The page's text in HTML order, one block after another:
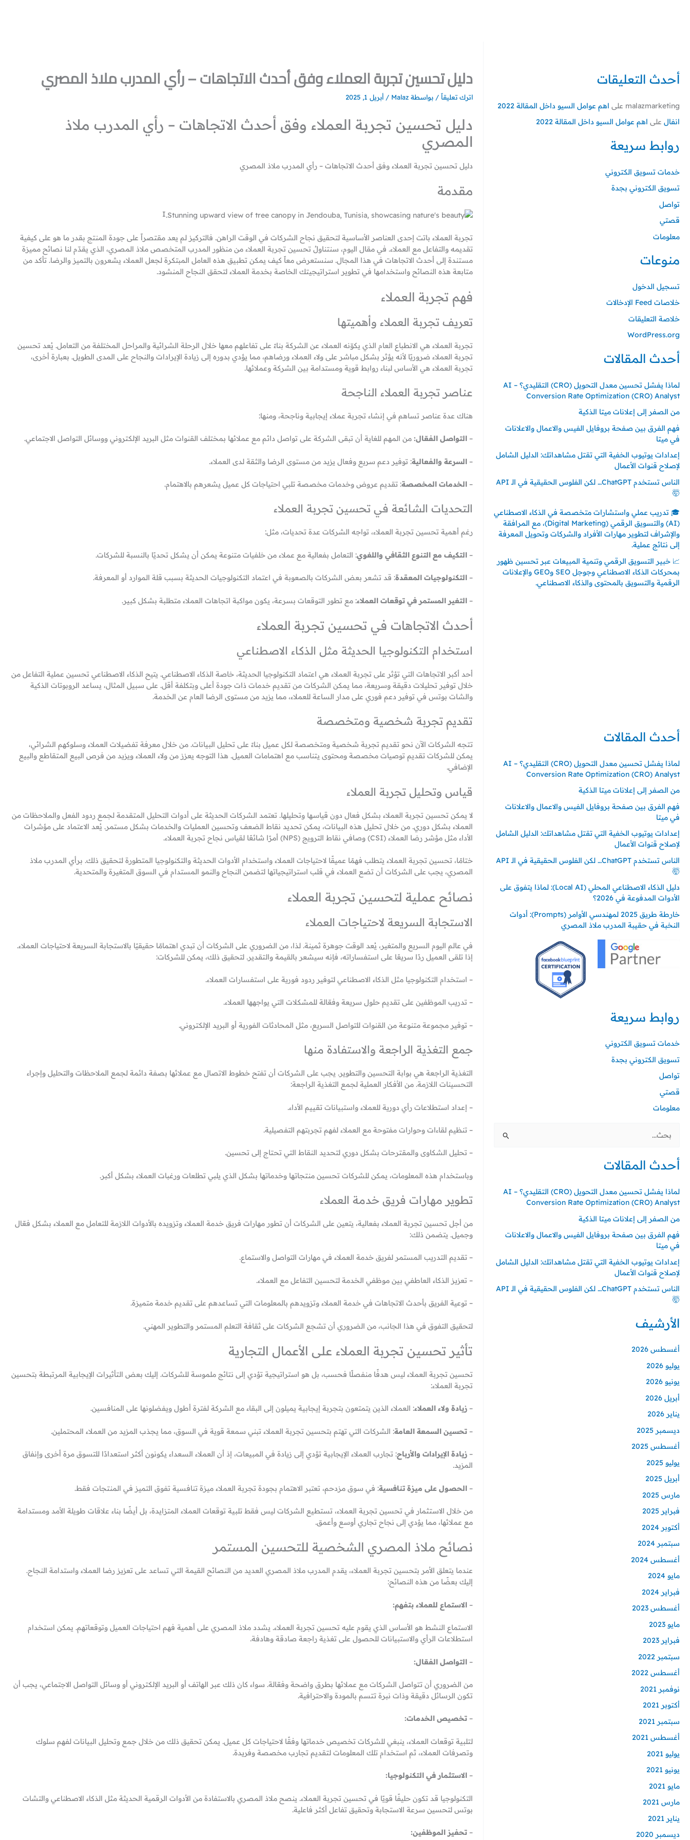
أحدث التعليقات
malazmarketing على اهم عوامل السيو داخل المقالة 2022
انفال على اهم عوامل السيو داخل المقالة 2022
روابط سريعة
خدمات تسويق الكتروني
تسويق الكتروني بجدة
تواصل
قصتي
معلومات
منوعات
تسجيل الدخول
خلاصات Feed الإدخالات
خلاصة التعليقات
WordPress.org
أحدث المقالات
لماذا يفشل تحسين معدل التحويل (CRO) التقليدي؟ – AI
Conversion Rate Optimization (CRO) Analyst
من الصفر إلى إعلانات ميتا الذكية
فهم الفرق بين صفحة بروفايل الفيس والاعمال والاعلانات
في ميتا
إعدادات يوتيوب الخفية التي تقتل مشاهداتك: الدليل الشامل
لإصلاح قنوات الأعمال
الناس تستخدم ChatGPT… لكن الفلوس الحقيقية في الـ API
🤯
🎓 تدريب عملي واستشارات متخصصة في الذكاء الاصطناعي
(AI) والتسويق الرقمي (Digital Marketing)، مع المرافقة
والإشراف لتطوير مهارات الأفراد والشركات وتحويل المعرفة
إلى نتائج عملية.
📈 خبير التسويق الرقمي وتنمية المبيعات عبر تحسين ظهور
بمحركات الذكاء الاصطناعي وجوجل SEO وGEO والإعلانات
الرقمية والتسويق بالمحتوى والذكاء الاصطناعي.
أحدث المقالات
لماذا يفشل تحسين معدل التحويل (CRO) التقليدي؟ – AI
Conversion Rate Optimization (CRO) Analyst
من الصفر إلى إعلانات ميتا الذكية
فهم الفرق بين صفحة بروفايل الفيس والاعمال والاعلانات
في ميتا
إعدادات يوتيوب الخفية التي تقتل مشاهداتك: الدليل الشامل
لإصلاح قنوات الأعمال
الناس تستخدم ChatGPT… لكن الفلوس الحقيقية في الـ API
🤯
دليل الذكاء الاصطناعي المحلي (Local AI): لماذا يتفوق على
الأدوات المدفوعة في 2026؟
خارطة طريق 2025 لمهندسي الأوامر (Prompts): أدوات
النخبة في حقيبة المدرب ملاذ المصري
روابط سريعة
خدمات تسويق الكتروني
تسويق الكتروني بجدة
تواصل
قصتي
معلومات
ث
ن
:
أحدث المقالات
لماذا يفشل تحسين معدل التحويل (CRO) التقليدي؟ – AI
Conversion Rate Optimization (CRO) Analyst
من الصفر إلى إعلانات ميتا الذكية
فهم الفرق بين صفحة بروفايل الفيس والاعمال والاعلانات
في ميتا
إعدادات يوتيوب الخفية التي تقتل مشاهداتك: الدليل الشامل
لإصلاح قنوات الأعمال
الناس تستخدم ChatGPT… لكن الفلوس الحقيقية في الـ API
🤯
الأرشيف
أغسطس 2026
يوليو 2026
يونيو 2026
أبريل 2026
يناير 2026
ديسمبر 2025
أغسطس 2025
يوليو 2025
أبريل 2025
مارس 2025
فبراير 2025
أكتوبر 2024
سبتمبر 2024
أغسطس 2024
مايو 2024
فبراير 2024
أغسطس 2023
مايو 2023
فبراير 2023
سبتمبر 2022
أغسطس 2022
نوفمبر 2021
أكتوبر 2021
سبتمبر 2021
أغسطس 2021
يوليو 2021
يونيو 2021
مايو 2021
مارس 2021
يناير 2021
ديسمبر 2020
دليل تحسين تجربة العملاء وفق أحدث الاتجاهات – رأي المدرب ملاذ المصري
اترك تعليقاً / بواسطة Malaz
/أبريل 1, 2025
دليل تحسين تجربة العملاء وفق أحدث الاتجاهات – رأي المدرب ملاذ
المصري
دليل تحسين تجربة العملاء وفق أحدث الاتجاهات – رأي المدرب ملاذ المصري
مقدمة
I
تجربة العملاء باتت إحدى العناصر الأساسية لتحقيق نجاح الشركات في الوقت الراهن. فالتركيز لم يعد مقتصراً على جودة المنتج بقدر ما هو على كيفية
تقديمه والتفاعل مع العملاء. في مقال اليوم، سنتناولُ تحسين تجربة العملاء من منظور المدرب المتخصص ملاذ المصري، الذي يقدّم لنا نصائح مميزة
مستندة إلى أحدث الاتجاهات في هذا المجال. سنستعرض معاً كيف يمكن تطبيق هذه العامل المبتكرة لجعل العملاء يشعرون بالتميز والرضا. تأكد من
متابعة هذه النصائح واستخدامها في تطوير استراتيجيتك الخاصة بخدمة العملاء لتحقق النجاح المنشود.
فهم تجربة العملاء
تعريف تجربة العملاء وأهميتها
تجربة العملاء هي الانطباع العام الذي يكوّنه العملاء عن الشركة بناءً على تفاعلهم معها خلال الرحلة الشرائية والمراحل المختلفة من التعامل. يُعد تحسين
تجربة العملاء ضروريًا لأنه يؤثر بشكل مباشر على ولاء العملاء ورضاهم، مما يؤدي بدوره إلى زيادة الإيرادات والنجاح على المدى الطويل. بعبارة أخرى،
تجربة العملاء هي الأساس لبناء روابط قوية ومستدامة بين الشركة وعملائها.
عناصر تجربة العملاء الناجحة
هناك عدة عناصر تساهم في إنشاء تجربة عملاء إيجابية وناجحة، ومنها:
–التواصل الفعّال: من المهم للغاية أن تبقى الشركة على تواصل دائم مع عملائها بمختلف القنوات مثل البريد الإلكتروني ووسائل التواصل الاجتماعي.
–السرعة والفعالية: توفير دعم سريع وفعال يزيد من مستوى الرضا والثقة لدى العملاء.
–الخدمات المخصصة: تقديم عروض وخدمات مخصصة تلبي احتياجات كل عميل يشعرهم بالاهتمام.
التحديات الشائعة في تحسين تجربة العملاء
رغم أهمية تحسين تجربة العملاء، تواجه الشركات عدة تحديات، مثل:
–التكيف مع التنوع الثقافي واللغوي: التعامل بفعالية مع عملاء من خلفيات متنوعة يمكن أن يشكل تحديًا بالنسبة للشركات.
–التكنولوجيات المعقدة: قد تشعر بعض الشركات بالصعوبة في اعتماد التكنولوجيات الحديثة بسبب قلة الموارد أو المعرفة.
–التغير المستمر في توقعات العملاء: مع تطور التوقعات بسرعة، يكون مواكبة اتجاهات العملاء متطلبة بشكل كبير.
أحدث الاتجاهات في تحسين تجربة العملاء
استخدام التكنولوجيا الحديثة مثل الذكاء الاصطناعي
أحد أكبر الاتجاهات التي تؤثر على تجربة العملاء هي اعتماد التكنولوجيا الحديثة، خاصة الذكاء الاصطناعي. يتيح الذكاء الاصطناعي تحسين عملية التفاعل من
خلال توفير تحليلات دقيقة وسريعة، مما يمكن الشركات من تقديم خدمات ذات جودة أعلى وبتكلفة أقل. على سبيل المثال، يساعد الروبوتات الذكية
والشات بوتس في توفير دعم فوري على مدار الساعة للعملاء، مما يزيد من مستوى الرضا العام عن الخدمة.
تقديم تجربة شخصية ومتخصصة
تتجه الشركات الآن نحو تقديم تجربة شخصية ومتخصصة لكل عميل بناءً على تحليل البيانات. من خلال معرفة تفضيلات العملاء وسلوكهم الشرائي،
يمكن للشركات تقديم توصيات مخصصة ومحتوى يتناسب مع اهتمامات العميل. هذا التوجه يعزز من ولاء العملاء ويزيد من فرص البيع المتقاطع والبيع
الإضافي.
قياس وتحليل تجربة العملاء
لا يمكن تحسين تجربة العملاء بشكل فعال دون قياسها وتحليلها. تعتمد الشركات الحديثة على أدوات التحليل المتقدمة لجمع ردود الفعل والملاحظات من
العملاء بشكل دوري. من خلال تحليل هذه البيانات، يمكن تحديد نقاط الضعف وتحسين العمليات والخدمات بشكل مستمر. يُعد الاعتماد على مؤشرات
الأداء مثل مؤشر رضا العملاء (CSI) وصافي نقاط الترويج (NPS) أمرًا شائعًا لقياس نجاح تجربة العملاء.
ختامًا، تحسين تجربة العملاء يتطلب فهمًا عميقًا لاحتياجات العملاء واستخدام الأدوات الحديثة والتكنولوجيا المتطورة لتحقيق ذلك. برأي المدرب ملاذ
المصري، يجب على الشركات أن تضع العملاء في قلب استراتيجياتها لتضمن النجاح والنمو المستدام في السوق المتغيرة والمتحدية.
نصائح عملية لتحسين تجربة العملاء
الاستجابة السريعة لاحتياجات العملاء
في عالم اليوم السريع والمتغير، يُعد الوقت جوهرة ثمينة. لذا، من الضروري على الشركات أن تبدي اهتمامًا حقيقيًا بالاستجابة السريعة لاحتياجات العملاء.
إذا تلقى العميل ردًا سريعًا على استفساراته، فإنه سيشعر بالقيمة والتقدير. لتحقيق ذلك، يمكن للشركات:
– استخدام التكنولوجيا مثل الذكاء الاصطناعي لتوفير ردود فورية على استفسارات العملاء.
– تدريب الموظفين على تقديم حلول سريعة وفعّالة للمشكلات التي يواجهها العملاء.
– توفير مجموعة متنوعة من القنوات للتواصل السريع، مثل المحادثات الفورية أو البريد الإلكتروني.
جمع التغذية الراجعة والاستفادة منها
التغذية الراجعة هي بوابة التحسين والتطوير. يجب على الشركات أن تفتح خطوط الاتصال مع عملائها بصفة دائمة لجمع الملاحظات والتحليل وإجراء
التحسينات اللازمة. من الأفكار العملية لجمع التغذية الراجعة:
– إعداد استطلاعات رأي دورية للعملاء واستبيانات تقييم الأداء.
– تنظيم لقاءات وحوارات مفتوحة مع العملاء لفهم تجربتهم التفصيلية.
– تحليل الشكاوى والمقترحات بشكل دوري لتحديد النقاط التي تحتاج إلى تحسين.
وباستخدام هذه المعلومات، يمكن للشركات تحسين منتجاتها وخدماتها بشكل الذي يلبي تطلعات ورغبات العملاء بشكل أكبر.
تطوير مهارات فريق خدمة العملاء
من أجل تحسين تجربة العملاء بفعالية، يتعين على الشركات أن تطور مهارات فريق خدمة العملاء وتزويده بالأدوات اللازمة للتعامل مع العملاء بشكل فعّال
وجميل. يتضمن ذلك:
– تقديم التدريب المستمر لفريق خدمة العملاء في مهارات التواصل والاستماع.
– تعزيز الذكاء العاطفي بين موظفي الخدمة لتحسين التفاعل مع العملاء.
– توعية الفريق بأحدث الاتجاهات في خدمة العملاء وتزويدهم بالمعلومات التي تساعدهم على تقديم خدمة متميزة.
لتحقيق التفوق في هذا الجانب، من الضروري أن تشجع الشركات على ثقافة التعلم المستمر والتطوير المهني.
تأثير تحسين تجربة العملاء على الأعمال التجارية
تحسين تجربة العملاء ليس هدفًا منفصلًا فحسب، بل هو استراتيجية تؤدي إلى نتائج ملموسة للشركات. إليك بعض التأثيرات الإيجابية المرتبطة بتحسين
تجربة العملاء:
–زيادة ولاء العملاء: العملاء الذين يتمتعون بتجربة إيجابية يميلون إلى البقاء مع الشركة لفترة أطول ويفضلونها على المنافسين.
–تحسين السمعة العامة: الشركات التي تهتم بتحسين تجربة العملاء تبني سمعة قوية في السوق، مما يجذب المزيد من العملاء المحتملين.
–زيادة الإيرادات والأرباح: تجارب العملاء الإيجابية تؤدي إلى زيادة في المبيعات، إذ أن العملاء السعداء يكونون أكثر استعدادًا للتسوق مرة أخرى وإنفاق
المزيد.
–الحصول على ميزة تنافسية: في سوق مزدحم، تعتبر الاهتمام بجودة تجربة العملاء ميزة تنافسية تفوق التميز في المنتجات فقط.
من خلال الاستثمار في تحسين تجربة العملاء، تستطيع الشركات ليس فقط تلبية توقعات العملاء المتزايدة، بل أيضًا بناء علاقات طويلة الأمد ومستدامة
مع عملائها، مما يؤدي إلى نجاح تجاري أوسع وأعمق.
نصائح ملاذ المصري الشخصية للتحسين المستمر
عندما يتعلق الأمر بتحسين تجربة العملاء، يقدم المدرب ملاذ المصري العديد من النصائح القيمة التي تساعد على تعزيز رضا العملاء واستدامة النجاح.
إليك بعضًا من هذه النصائح:
–الاستماع للعملاء بتفهم:
الاستماع النشط هو الأساس الذي يقوم عليه تحسين تجربة العملاء. يشدد ملاذ المصري على أهمية فهم احتياجات العميل وتوقعاتهم. يمكن استخدام
استطلاعات الرأي والاستبيانات للحصول على تغذية راجعة صادقة وهادفة.
–التواصل الفعّال:
من الضروري أن تتواصل الشركات مع عملائها بطرق واضحة وفعّالة. سواء كان ذلك عبر الهاتف أو البريد الإلكتروني أو وسائل التواصل الاجتماعي، يجب أن
تكون الرسائل دقيقة وذات نبرة تتسم بالمودة والاحترافية.
–تخصيص الخدمات:
لتلبية توقعات العملاء، ينبغي للشركات تخصيص خدماتها وفقًا لاحتياجات كل عميل. يمكن تحقيق ذلك من خلال جمع وتحليل البيانات لفهم سلوك
وتصرفات العملاء، ثم استخدام تلك المعلومات لتقديم تجارب مخصصة وفريدة.
–الاستثمار في التكنولوجيا:
التكنولوجيا قد تكون حليفًا قويًا في تحسين تجربة العملاء. ينصح ملاذ المصري بالاستفادة من الأدوات الرقمية الحديثة مثل الذكاء الاصطناعي والتشات
بوتس لتحسين سرعة الاستجابة وتحقيق تفاعل أكثر فاعلية.
–تحفيز الموظفين: